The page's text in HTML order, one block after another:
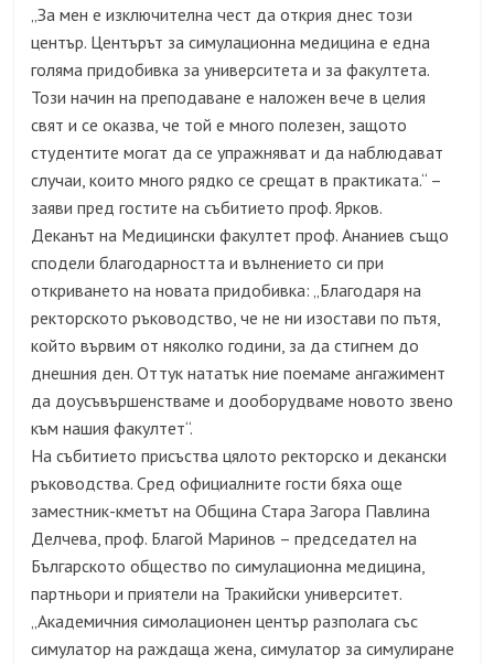
„За мен е изключителна чест да открия днес този
център. Центърът за симулационна медицина е една
голяма придобивка за университета и за факултета.
Този начин на преподаване е наложен вече в целия
свят и се оказва, че той е много полезен, защото
студентите могат да се упражняват и да наблюдават
случаи, които много рядко се срещат в практиката.“ –
заяви пред гостите на събитието проф. Ярков.
Деканът на Медицински факултет проф. Ананиев също
сподели благодарността и вълнението си при
откриването на новата придобивка: „Благодаря на
ректорското ръководство, че не ни изостави по пътя,
който вървим от няколко години, за да стигнем до
днешния ден. Оттук нататък ние поемаме ангажимент
да доусъвършенстваме и дооборудваме новото звено
към нашия факултет“.
На събитието присъства цялото ректорско и декански
ръководства. Сред официалните гости бяха още
заместник-кметът на Община Стара Загора Павлина
Делчева, проф. Благой Маринов – председател на
Българското общество по симулационна медицина,
партньори и приятели на Тракийски университет.
„Академичния симолационен център разполага със
симулатор на раждаща жена, симулатор за симулиране